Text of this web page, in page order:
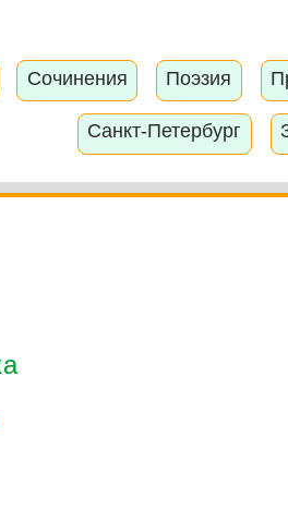
Сочинения Поэзия
Санкт-Петербург